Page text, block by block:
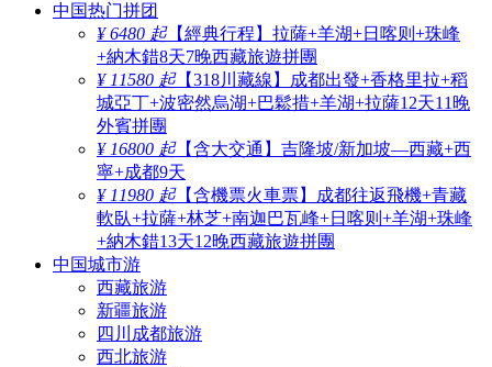
中国热门拼团
¥ 6480 起【經典行程】拉薩+羊湖+日喀则+珠峰
+納木錯8天7晚西藏旅遊拼團
¥ 11580 起【318川藏線】成都出發+香格里拉+稻
城亞丁+波密然烏湖+巴鬆措+羊湖+拉薩12天11晚
外賓拼團
¥ 16800 起【含大交通】吉隆坡/新加坡—西藏+西
寧+成都9天
¥ 11980 起【含機票火車票】成都往返飛機+青藏
軟臥+拉薩+林芝+南迦巴瓦峰+日喀则+羊湖+珠峰
+納木錯13天12晚西藏旅遊拼團
中国城市游
西藏旅游
新疆旅游
四川成都旅游
西北旅游